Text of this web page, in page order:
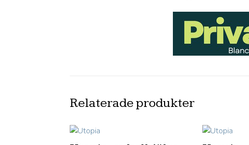
Relaterade produkter